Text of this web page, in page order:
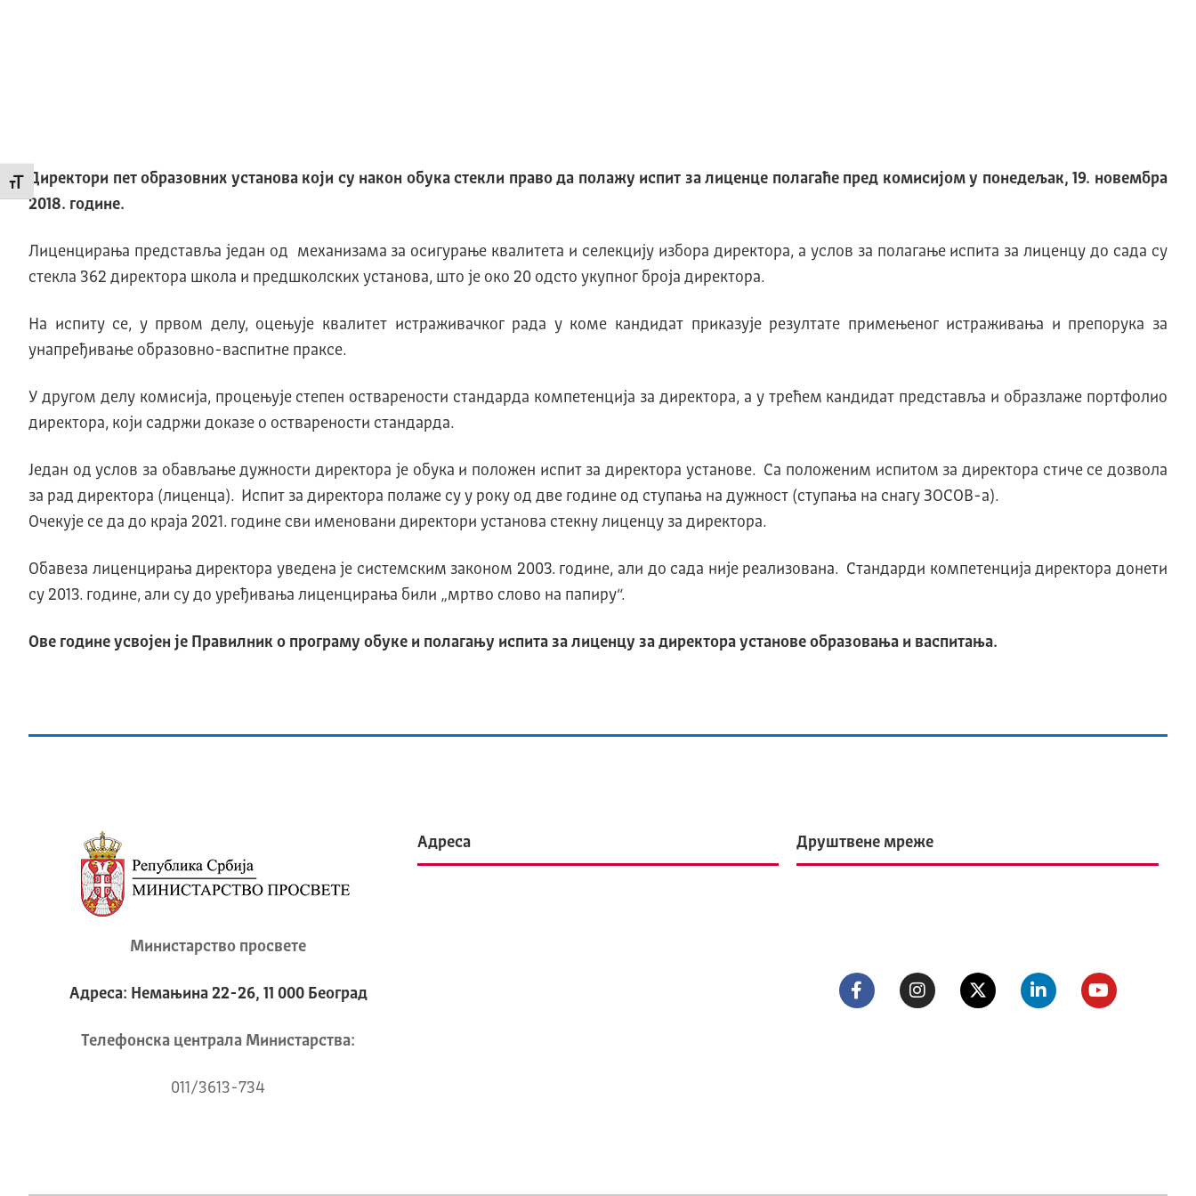
Промени величину слова
Директори пет образовних установа који су након обука стекли право да полажу испит за лиценце полагаће пред комисијом у понедељак, 19. новембра
2018. године.
Лиценцирања представља један од механизама за осигурање квалитета и селекцију избора директора, а услов за полагање испита за лиценцу до сада су
стекла 362 директора школа и предшколских установа, што је око 20 одсто укупног броја директора.
На испиту се, у првом делу, оцењује квалитет истраживачког рада у коме кандидат приказује резултате примењеног истраживања и препорука за
унапређивање образовно-васпитне праксе.
У другом делу комисија, процењује степен остварености стандарда компетенција за директора, а у трећем кандидат представља и образлаже портфолио
директора, који садржи доказе о остварености стандарда.
Један од услов за обављање дужности директора је обука и положен испит за директора установе. Са положеним испитом за директора стиче се дозвола
за рад директора (лиценца). Испит за директора полаже су у року од две године од ступања на дужност (ступања на снагу ЗОСОВ-а).
Очекује се да до краја 2021. године сви именовани директори установа стекну лиценцу за директора.
Обавеза лиценцирања директора уведена је системским законом 2003. године, али до сада није реализована. Стандарди компетенција директора донети
су 2013. године, али су до уређивања лиценцирања били „мртво слово на папиру“.
Ове године усвојен је Правилник о програму обуке и полагању испита за лиценцу за директора установe образовања и васпитања.
Министарство просвете
Адреса: Немањина 22-26, 11 000 Београд
Телeфонска централа Mинистарства:
011/3613-734
Адреса Друштвене мреже